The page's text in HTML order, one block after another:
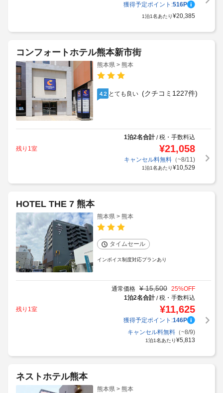
獲得予定ポイント:516P
1泊1名あたり¥20,385
コンフォートホテル熊本新市街
熊本県 > 熊本
4.2 とても良い (クチコミ1227件)
1泊2名合計/税・手数料込
残り1室
¥21,058
キャンセル料無料（~8/11)
1泊1名あたり¥10,529
HOTEL THE 7 熊本
熊本県 > 熊本
タイムセール
インボイス制度対応プランあり
通常価格 ¥ 15,500 25%OFF
1泊2名合計/税・手数料込
残り1室
¥11,625
獲得予定ポイント:146P
キャンセル料無料（~8/9)
1泊1名あたり¥5,813
ネストホテル熊本
熊本県 > 熊本